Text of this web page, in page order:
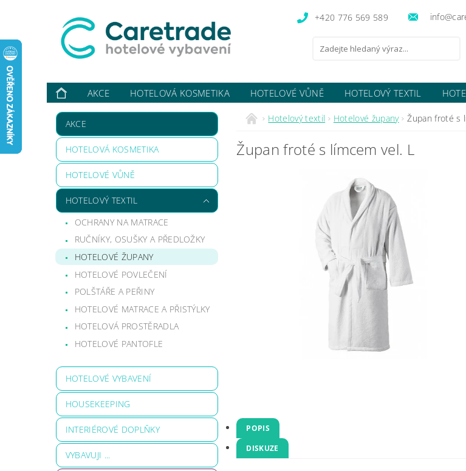
+420 776 569 589
AKCE HOTELOVÁ KOSMETIKA HOTELOVÉ VŮNĚ HOTELOVÝ TEXTIL
VYBAVUJI ...
KONTAKTY O NÁS HODNOCENÍ OBCHODU
AKCE
HOTELOVÁ KOSMETIKA
HOTELOVÉ VŮNĚ
HOTELOVÝ TEXTIL
OCHRANY NA MATRACE
RUČNÍKY, OSUŠKY A PŘEDLOŽKY
HOTELOVÉ ŽUPANY
HOTELOVÉ POVLEČENÍ
POLŠTÁŘE A PEŘINY
HOTELOVÉ MATRACE A PŘISTÝLKY
HOTELOVÁ PROSTĚRADLA
HOTELOVÉ PANTOFLE
HOTELOVÉ VYBAVENÍ
HOUSEKEEPING
INTERIÉROVÉ DOPLŇKY
VYBAVUJI ...
Hotelový textil Hotelové župany Župan froté s
Župan froté s límcem vel. L
POPIS
DISKUZE